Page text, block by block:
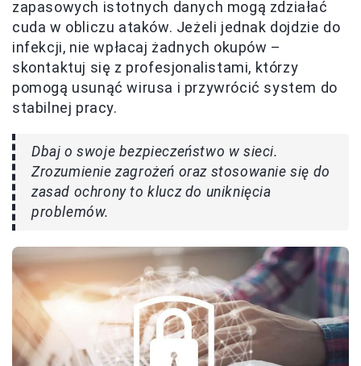
zapasowych istotnych danych mogą zdziałać
cuda w obliczu ataków. Jeżeli jednak dojdzie do
infekcji, nie wpłacaj żadnych okupów –
skontaktuj się z profesjonalistami, którzy
pomogą usunąć wirusa i przywrócić system do
stabilnej pracy.
Dbaj o swoje bezpieczeństwo w sieci.
Zrozumienie zagrożeń oraz stosowanie się do
zasad ochrony to klucz do uniknięcia
problemów.